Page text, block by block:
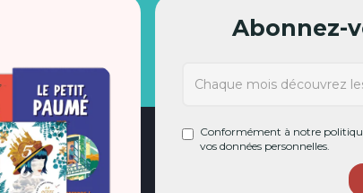
Abonnez-
Conformément à notre
vos données personnelles.